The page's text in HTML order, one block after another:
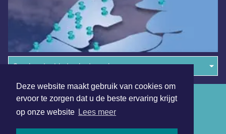
Deze website maakt gebruik van cookies om
ervoor te zorgen dat u de beste ervaring krijgt
op onze website Lees meer
Overige dagbladen in de regio
Algemene voorwaarden
Disclaimer